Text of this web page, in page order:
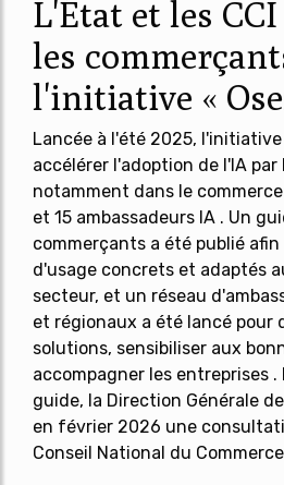
L'État et les
les
l'initiative «
Lancée à l'été 2025, l'initiative
accélérer l'adoption de l'IA par
notamment dans le
et 15 ambassadeurs IA . Un
commerçants a été publié
d'usage concrets et adaptés
secteur, et un réseau
et régionaux a été lancé pour
solutions, sensibiliser aux
accompagner les entreprises
guide, la Direction Générale
en février 2026 une
Conseil National du